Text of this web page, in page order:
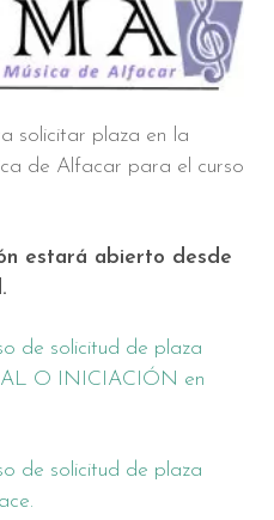
solicitar plaza en la
de Alfacar para el curso
estará abierto desde
de solicitud de plaza
O INICIACIÓN en
de solicitud de plaza